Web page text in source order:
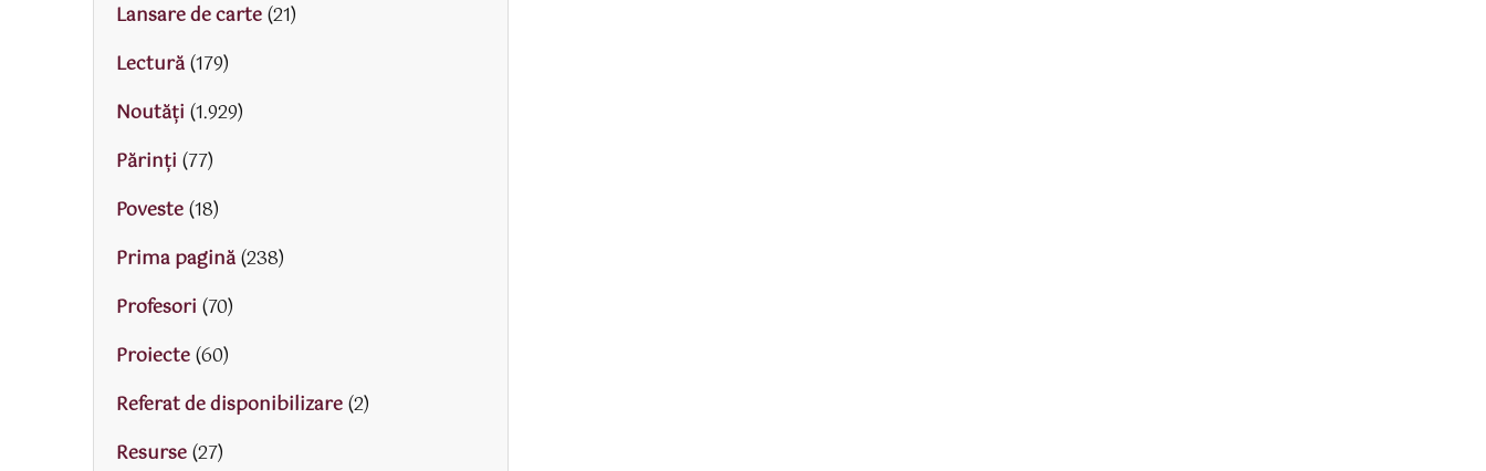
Lansare de carte(21)
Lectură(179)
Noutăți (1.929)
Părinţi (77)
Poveste(18)
Prima pagină(238)
Profesori (70)
Proiecte(60)
Referat de disponibilizare(2)
Resurse(27)